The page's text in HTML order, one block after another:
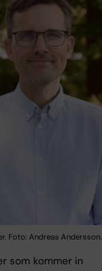
Foto: Andreas Andersson.
som kommer in